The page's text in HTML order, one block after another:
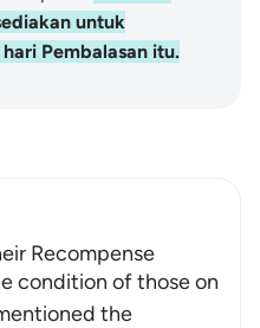
Recompense
condition of those on
the
untuk
Pembalasan itu.